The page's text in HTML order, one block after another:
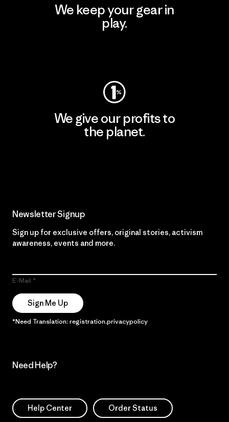
We keep your gear in
play.
We give our profits to
the planet.
Newsletter Signup
Sign up for exclusive offers, original stories, activism
awareness, events and more.
E-Mail
Sign Me Up
*Need Translation: registration.privacypolicy
Need Help?
Help Center Order Status